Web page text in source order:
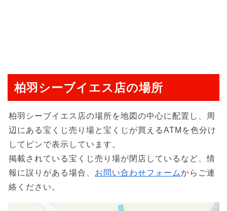
柏羽シーブイエス店の場所
柏羽シーブイエス店の場所を地図の中心に配置し、周
辺にある宝くじ売り場と宝くじが買えるATMを色分け
してピンで表示しています。
掲載されている宝くじ売り場が閉店しているなど、情
報に誤りがある場合、 お問い合わせフォームからご連
絡ください。